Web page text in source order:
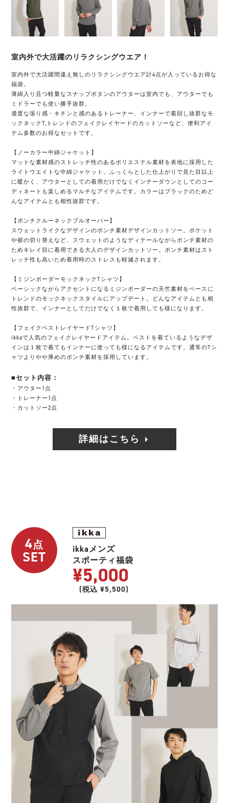
室内外で大活躍のリラクシングウエア！
室内外で大活躍間違え無しのリラクシングウエア計4点が入っているお得な
福袋。
薄綿入り且つ軽量なスナップボタンのアウターは室内でも、アウターでも
ミドラーでも使い勝手抜群。
適度な張り感・キチンと感のあるトレーナー、インナーで着回し抜群なモ
ックネックT,トレンドのフェイクレイヤードのカットソーなど、便利アイ
テム多数のお得なセットです。
【ノーカラー中綿ジャケット】
マットな素材感のストレッチ性のあるポリエステル素材を表地に採用した
ライトウエイトな中綿ジャケット。ふっくらとした仕上がりで見た目以上
に暖かく、アウターとしての着用だけでなくインナーダウンとしてのコー
ディネートも楽しめるマルチなアイテムです。カラーはブラックのためど
んなアイテムとも相性抜群です。
【ポンチクルーネックプルオーバー】
スウェットライクなデザインのポンチ素材デザインカットソー。ポケット
や裾の切り替えなど、スウェットのようなディテールながらポンチ素材の
ためキレイ目に着用できる大人のデザインカットソー。ポンチ素材はスト
レッチ性も高いため着用時のストレスも軽減されます。
【ミジンボーダーモックネックTシャツ】
ベーシックながらアクセントになるミジンボーダーの天竺素材をベースに
トレンドのモックネックスタイルにアップデート。どんなアイテムとも相
性抜群で、インナーとしてだけでなく１枚で着用しても様になります。
【フェイクベストレイヤードTシャツ】
ikkaで人気のフェイクレイヤードアイテム。ベストを着ているようなデザ
インは１枚で着てもインナーに使っても様になるアイテムです。通常のTシ
ャツよりやや厚めのポンチ素材を採用しています。
■セット内容：
・アウター1点
・トレーナー1点
・カットソー2点
詳細はこちら
4点
SET
ikkaメンズ
スポーティ福袋
¥5,000
(税込 ¥5,500)